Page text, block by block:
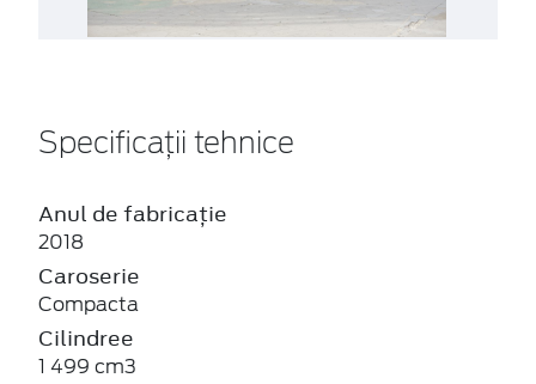
Specificații tehnice
Anul de fabricație
2018
Caroserie
Compacta
Cilindree
1 499 cm3